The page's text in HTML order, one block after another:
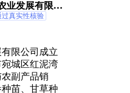
业发展有限公
过真实性核验
限公司成立
城区红泥湾
副产品销
苗、甘草种